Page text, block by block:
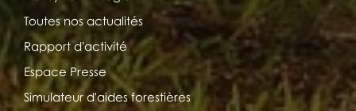
Toutes nos actualités
Rapport d'activité
Espace Presse
Simulateur d'aides forestières